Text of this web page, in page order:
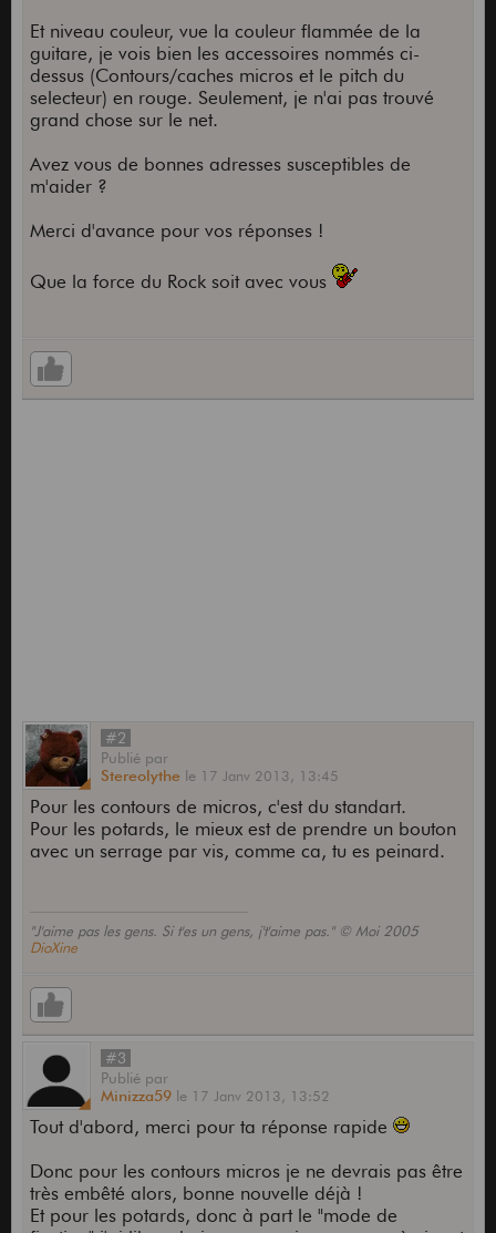
Et niveau couleur, vue la couleur flammée de la
guitare, je vois bien les accessoires nommés ci-
dessus (Contours/caches micros et le pitch du
selecteur) en rouge. Seulement, je n'ai pas trouvé
grand chose sur le net.
Avez vous de bonnes adresses susceptibles de
m'aider ?
Merci d'avance pour vos réponses !
Que la force du Rock soit avec vous
#2
Publié par
Stereolythe le 17 Janv 2013, 13:45
Pour les contours de micros, c'est du standart.
Pour les potards, le mieux est de prendre un bouton
avec un serrage par vis, comme ca, tu es peinard.
"J'aime pas les gens. Si t'es un gens, j't'aime pas." © Moi 2005
DioXine
#3
Publié par
Minizza59 le 17 Janv 2013, 13:52
Tout d'abord, merci pour ta réponse rapide
Donc pour les contours micros je ne devrais pas être
très embêté alors, bonne nouvelle déjà !
Et pour les potards, donc à part le "mode de